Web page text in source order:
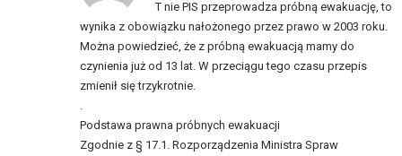
T nie PIS przeprowadza próbną ewakuację, to
wynika z obowiązku nałożonego przez prawo w 2003 roku.
Można powiedzieć, że z próbną ewakuacją mamy do
czynienia już od 13 lat. W przeciągu tego czasu przepis
zmienił się trzykrotnie.
Podstawa prawna próbnych ewakuacji
Zgodnie z § 17.1. Rozporządzenia Ministra Spraw